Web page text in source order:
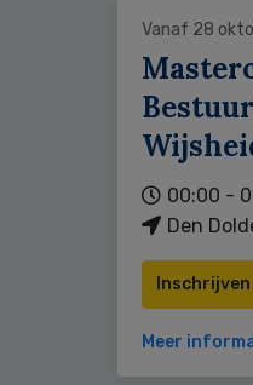
Vanaf 28
00:00 -
Den
Inschrijven
Meer